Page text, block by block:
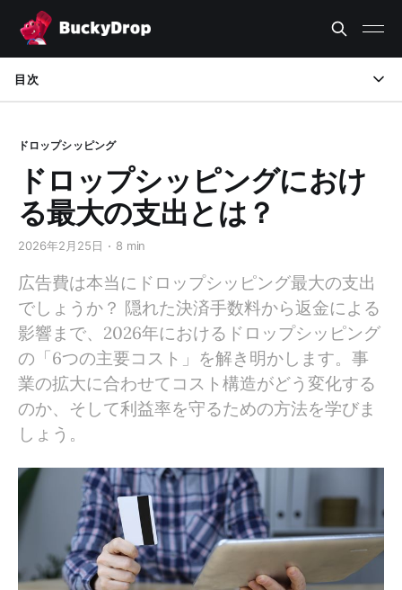
目次
配送、返金、チャージバック：利益が密かに削られる「隠れた
ブラックホール」
多くのセラーが見落としている決済・取引手数料
時間のコスト：サプライヤー、注文、顧客対応の管理
結論
资料来源（出典）
ドロップシッピング
ドロップシッピングにおけ
る最大の支出とは？
2026年2月25日 8 min
広告費は本当にドロップシッピング最大の支出
でしょうか？ 隠れた決済手数料から返金による
影響まで、2026年におけるドロップシッピング
の「6つの主要コスト」を解き明かします。事
業の拡大に合わせてコスト構造がどう変化する
のか、そして利益率を守るための方法を学びま
しょう。